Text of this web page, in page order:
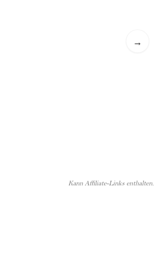
→
Kann Affiliate-Links enthalten.